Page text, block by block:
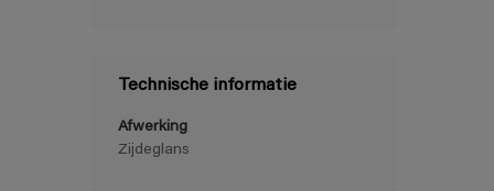
Technische informatie
Afwerking
Zijdeglans